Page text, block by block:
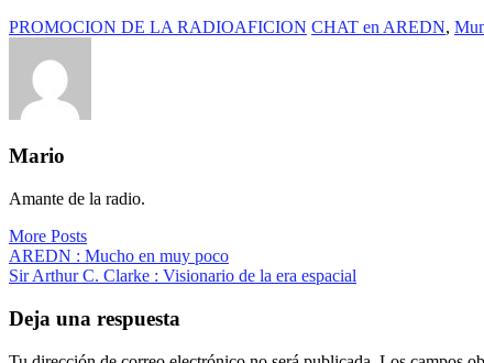
PROMOCION DE LA RADIOAFICION CHAT en AREDN,
Mario
Amante de la radio.
More Posts
Navegación
de
entradas
AREDN : Mucho en muy poco
Sir Arthur C. Clarke : Visionario de la era espacial
Deja una respuesta